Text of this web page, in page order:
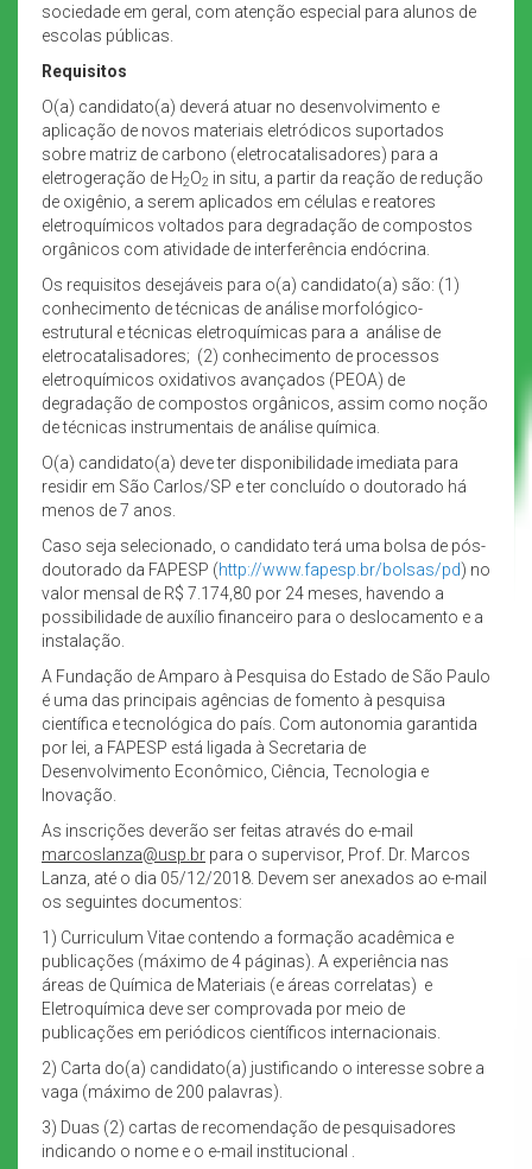
sociedade em geral, com atenção especial para alunos de
escolas públicas.
Requisitos
O(a) candidato(a) deverá atuar no desenvolvimento e
aplicação de novos materiais eletródicos suportados
sobre matriz de carbono (eletrocatalisadores) para a
eletrogeração de H2O2 in situ, a partir da reação de redução
de oxigênio, a serem aplicados em células e reatores
eletroquímicos voltados para degradação de compostos
orgânicos com atividade de interferência endócrina.
Os requisitos desejáveis para o(a) candidato(a) são: (1)
conhecimento de técnicas de análise morfológico-
estrutural e técnicas eletroquímicas para a análise de
eletrocatalisadores; (2) conhecimento de processos
eletroquímicos oxidativos avançados (PEOA) de
degradação de compostos orgânicos, assim como noção
de técnicas instrumentais de análise química.
O(a) candidato(a) deve ter disponibilidade imediata para
residir em São Carlos/SP e ter concluído o doutorado há
menos de 7 anos.
Caso seja selecionado, o candidato terá uma bolsa de pós-
doutorado da FAPESP (http://www.fapesp.br/bolsas/pd) no
valor mensal de R$ 7.174,80 por 24 meses, havendo a
possibilidade de auxílio financeiro para o deslocamento e a
instalação.
A Fundação de Amparo à Pesquisa do Estado de São Paulo
é uma das principais agências de fomento à pesquisa
científica e tecnológica do país. Com autonomia garantida
por lei, a FAPESP está ligada à Secretaria de
Desenvolvimento Econômico, Ciência, Tecnologia e
Inovação.
As inscrições deverão ser feitas através do e-mail
marcoslanza@usp.br para o supervisor, Prof. Dr. Marcos
Lanza, até o dia 05/12/2018. Devem ser anexados ao e-mail
os seguintes documentos:
1) Curriculum Vitae contendo a formação acadêmica e
publicações (máximo de 4 páginas). A experiência nas
áreas de Química de Materiais (e áreas correlatas) e
Eletroquímica deve ser comprovada por meio de
publicações em periódicos científicos internacionais.
2) Carta do(a) candidato(a) justificando o interesse sobre a
vaga (máximo de 200 palavras).
3) Duas (2) cartas de recomendação de pesquisadores
indicando o nome e o e-mail institucional .